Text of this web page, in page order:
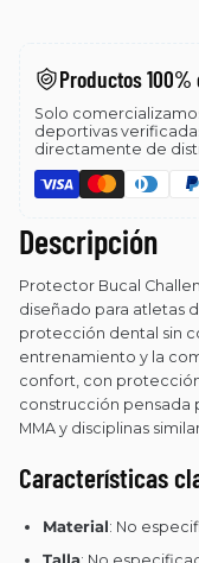
Productos
Solo
deportivas
directamente de
Descripción
Protector Bucal
diseñado para atletas
protección dental sin
entrenamiento y la
confort, con
construcción pensada
MMA y disciplinas
Características
Material: No